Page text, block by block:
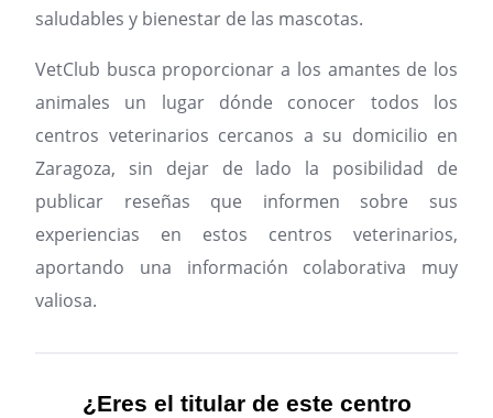
saludables y bienestar de las mascotas.
VetClub busca proporcionar a los amantes de los
animales un lugar dónde conocer todos los
centros veterinarios cercanos a su domicilio en
Zaragoza, sin dejar de lado la posibilidad de
publicar reseñas que informen sobre sus
experiencias en estos centros veterinarios,
aportando una información colaborativa muy
valiosa.
¿Eres el titular de este centro